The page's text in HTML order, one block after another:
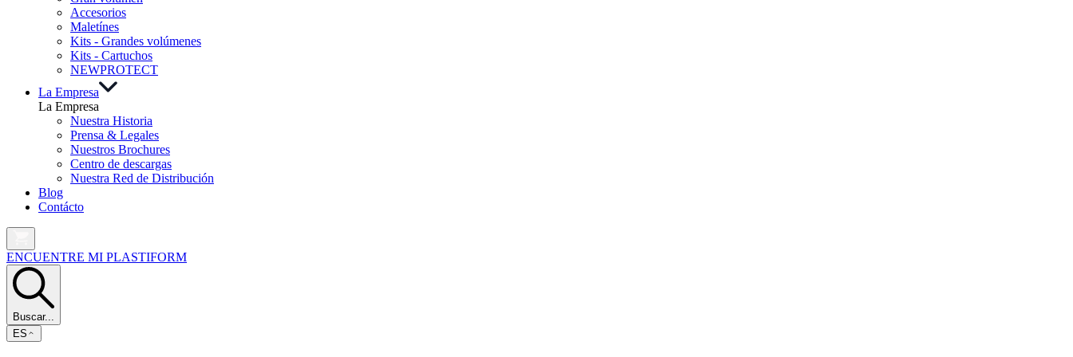
Accesorios
Maletínes
Kits - Grandes volúmenes
Kits - Cartuchos
NEWPROTECT
La Empresa
La Empresa
Nuestra Historia
Prensa & Legales
Nuestros Brochures
Centro de descargas
Nuestra Red de Distribución
Blog
Contácto
ENCUENTRE MI PLASTIFORM
Buscar...
ES